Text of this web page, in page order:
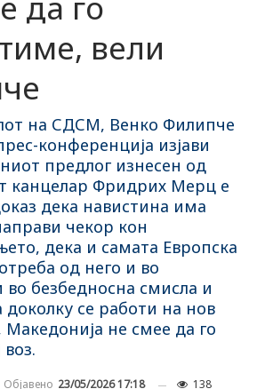
вели
на СДСМ, Венко Филипче
конференција изјави
предлог изнесен од
канцелар Фридрих Мерц е
дека навистина има
чекор кон
дека и самата Европска
од него и во
во безбедносна смисла и
доколку се работи на нов
Македонија не смее да го
Објавено 23/05/2026 17:18 138